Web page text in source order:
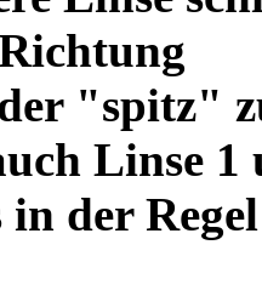
"spitz"
Linse
in der Regel